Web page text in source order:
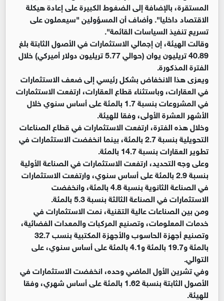
المستقرة، بالإضافة إلى الضغوط الكبيرة على إعادة هيكلة
الاقتصاد داخليا". وأضاف أن المسؤولين "سيعملون على
تسريع تنفيذ السياسات القائمة".
وقالت الهيئة، إن إجمالي الاستثمارات في الأصول الثابتة بلغ
40.89 تريليون يوان (حوالي 5.77 تريليون دولار أميركي) خلال
الفترة المذكورة.
ويعزى هذا الانخفاض بشكل رئيسي إلى ضعف الاستثمارات
في العقارات، وباستثناء قطاع العقارات، ارتفعت الاستثمارات
في المشروعات بنسبة 1.7 بالمئة على أساس سنوي خلال
الأشهر العشرة الأولى، وفقا للهيئة.
وخلال هذه الفترة، ارتفعت الاستثمارات في قطاع الصناعات
التحويلية بنسبة 2.7 بالمئة، بينما انخفضت الاستثمارات في
تطوير العقارات بنسبة 14.7 بالمئة.
وعلى وجه التحديد، ارتفعت الاستثمارات في الصناعة الأولية
بنسبة 2.9 بالمئة على أساس سنوي، وارتفعت الاستثمارات
في الصناعة الثانوية بنسبة 4.8 بالمئة، وانخفضت
الاستثمارات في الصناعة الثالثة بنسبة 5.3 بالمئة.
ومن بين الصناعات عالية التقنية، نمت الاستثمارات في
خدمات المعلومات، وتصنيع المركبات والمعدات الفضائية،
وتصنيع أجهزة الحاسوب والأجهزة المكتبية بنسب 32.7
بالمئة و19.7 بالمئة و4.1 بالمئة على أساس سنوي، على
التوالي.
وفي تشرين الأول الماضي وحده، انخفضت الاستثمارات في
الأصول الثابتة بنسبة 1.62 بالمئة على أساس شهري، وفقا
للهيئة.